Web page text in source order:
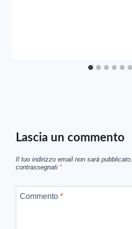
Lascia un commento
Il tuo indirizzo email non sarà pubblicato.
contrassegnati *
Commento *